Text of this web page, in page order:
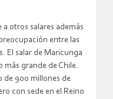
otros salares además
entre las
El salar de Maricunga
grande de Chile.
de 900 millones de
con sede en el Reino